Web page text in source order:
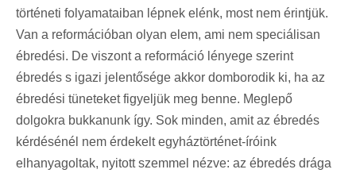
történeti folyamataiban lépnek elénk, most nem érintjük.
Van a reformációban olyan elem, ami nem speciálisan
ébredési. De viszont a reformáció lényege szerint
ébredés s igazi jelentősége akkor domborodik ki, ha az
ébredési tüneteket figyeljük meg benne. Meglepő
dolgokra bukkanunk így. Sok minden, amit az ébredés
kérdésénél nem érdekelt egyháztörténet-íróink
elhanyagoltak, nyitott szemmel nézve: az ébredés drága